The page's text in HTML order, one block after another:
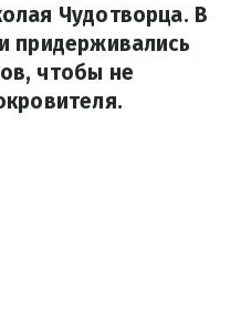
Чудотворца. В
придерживались
чтобы не